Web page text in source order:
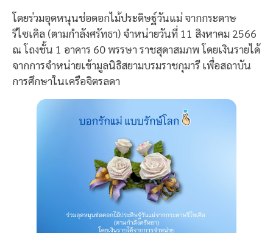
โดยร่วมอุดหนุนช่อดอกไม้ประดิษฐ์วันแม่ จากกระดาษ
รีไซเคิล (ตามกำลังศรัทธา) จำหน่ายวันที่ 11 สิงหาคม 2566
ณ โถงชั้น 1 อาคาร 60 พรรษา ราชสุดาสมภพ โดยเงินรายได้
จากการจำหน่ายเข้ามูลนิธิสยามบรมราชกุมารี เพื่อสถาบัน
การศึกษาในเครือจิตรลดา